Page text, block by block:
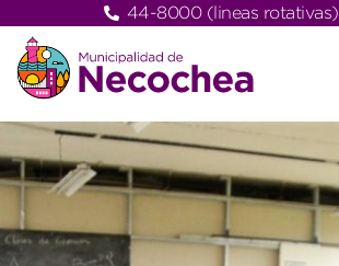
44-8000 (lineas rotativas)